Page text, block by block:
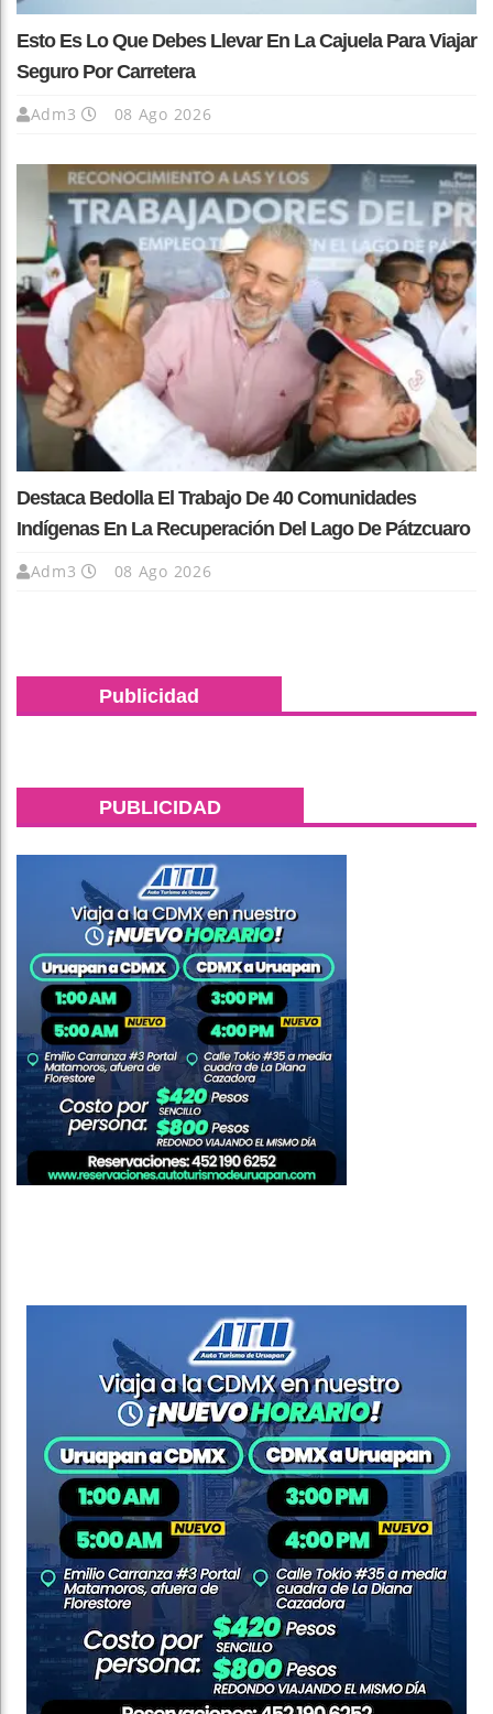
Esto Es Lo Que Debes Llevar En La Cajuela Para Viajar
Seguro Por Carretera
Adm3 08 Ago 2026
Destaca Bedolla El Trabajo De 40 Comunidades
Indígenas En La Recuperación Del Lago De Pátzcuaro
Adm3 08 Ago 2026
Publicidad
PUBLICIDAD